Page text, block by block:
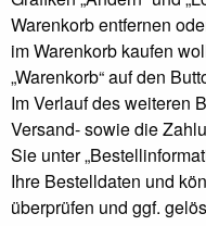
Warenkorb entfernen
im Warenkorb kaufen
„Warenkorb“ auf den
Im Verlauf des weiteren
Versand- sowie die
Sie unter
Ihre Bestelldaten und
überprüfen und ggf.